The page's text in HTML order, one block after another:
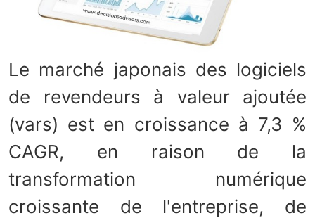
Le marché japonais des logiciels
de revendeurs à valeur ajoutée
(vars) est en croissance à 7,3 %
CAGR, en raison de la
transformation numérique
croissante de l'entreprise, de